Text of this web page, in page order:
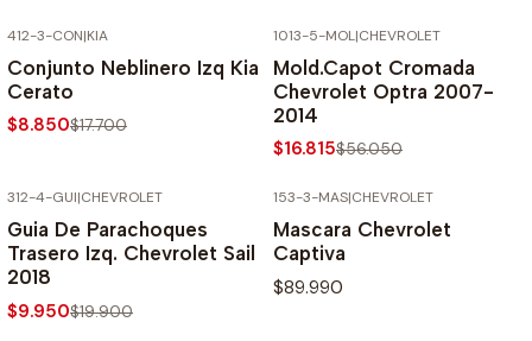
412-3-CON|KIA
Conjunto Neblinero Izq Kia
Cerato
$8.850$17.700
1013-5-MOL|CHEVROLET
Mold.Capot Cromada
Chevrolet Optra 2007-
2014
$16.815$56.050
312-4-GUI|CHEVROLET
Guia De Parachoques
Trasero Izq. Chevrolet Sail
2018
$9.950$19.900
153-3-MAS|CHEVROLET
Mascara Chevrolet
Captiva
$89.990